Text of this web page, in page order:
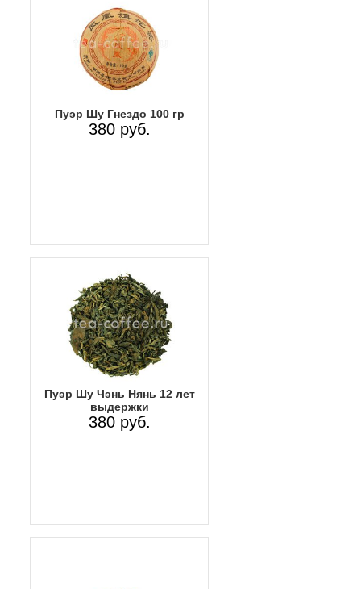
Пуэр Шу Гнездо 100 гр
380 руб.
Пуэр Шу Чэнь Нянь 12 лет
выдержки
380 руб.